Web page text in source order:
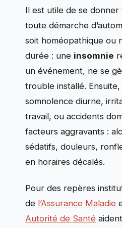
Il est utile de se
toute démarche
soit homéopathique ou
durée : une insomnie
un événement, ne se
trouble installé.
somnolence diurne,
travail, ou accidents
facteurs aggravants :
sédatifs, douleurs,
en horaires décalés.
Pour des repères
de l’Assurance Maladie
Autorité de Santé